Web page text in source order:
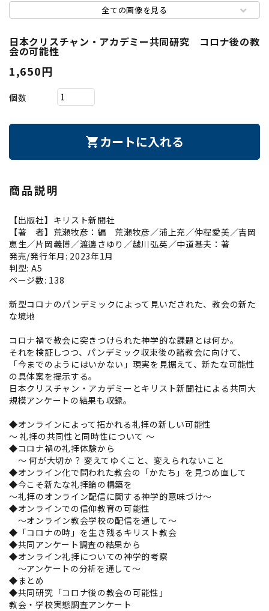
全ての画像を見る
日本クリスチャン・アカデミー共同研究 コロナ後の教
会の可能性
1,650円
個数
shopping_cart カートに入れる
商品説明
【出版社】キリスト新聞社
【著 者】荒瀬牧彦：編 荒瀬牧彦／浦上充／仲程愛美／吉岡
恵生／片岡義博／渡邊さゆり／越川弘英／中道基夫：著
発売/発行年月: 2023年1月
判型: A5
ページ数: 138
新型コロナのパンデミックによって見いだされた、教会の新た
な境地
コロナ禍で教会に突きつけられた神学的な課題とは何か。
それを検証しつつ、パンデミック収束後の諸教会に向けて、
「今までのようにはいかない」現実を見据えて、新たな可能性
の具体案を提示する。
日本クリスチャン・アカデミーとキリスト新聞社による共同大
規模アンケートの結果も収録。
◆オンラインによって拓かれる礼拝の新しい可能性
～ 礼拝の共同性と同時性について ～
◆コロナ禍の礼拝体験から
～ 何が大切か？ 変えてゆくこと、変えられないこと
◆オンライン化で問われた教会の「かたち」を見つめ直して
◆今こそ新たな礼拝論の構築を
～礼拝のオンライン配信に関する神学的意味づけ～
◆オンラインでの信仰教育の可能性
～オンライン教会学校の配信を通して～
◆「コロナの時」を生き残るキリスト教会
◆共同アンケート調査の結果から
◆オンライン礼拝についての神学的考察
～アンケートの分析を通して～
◆まとめ
◆共同研究「コロナ後の教会の可能性」
教会・学校実態調査アンケート